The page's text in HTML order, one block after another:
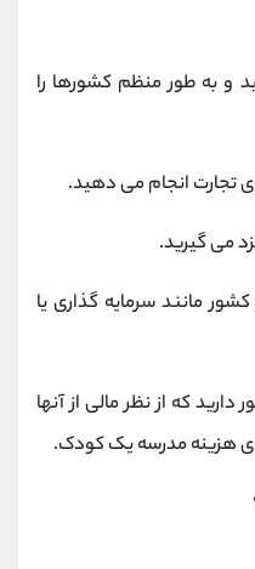
و به طور منظم کشورها را
تجارت انجام می دهید.
می گیرید.
مانند سرمایه گذاری یا
که از نظر مالی از آنها
هزینه مدرسه یک کودک.